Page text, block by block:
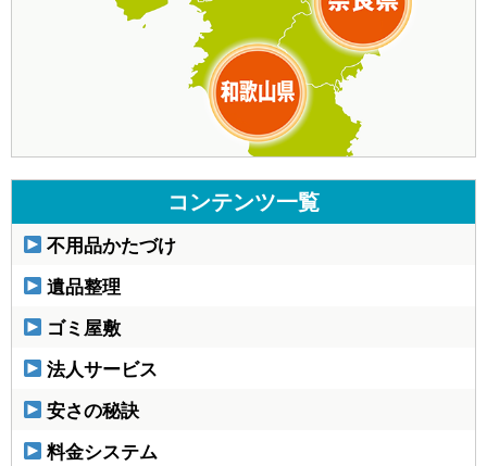
コンテンツ一覧
不用品かたづけ
遺品整理
ゴミ屋敷
法人サービス
安さの秘訣
料金システム